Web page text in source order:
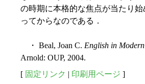
の時期に本格的な焦点が当たり
ってからなのである．
・ Beal, Joan C. English in
Arnold: OUP, 2004.
[ 固定リンク 印刷用ページ ]